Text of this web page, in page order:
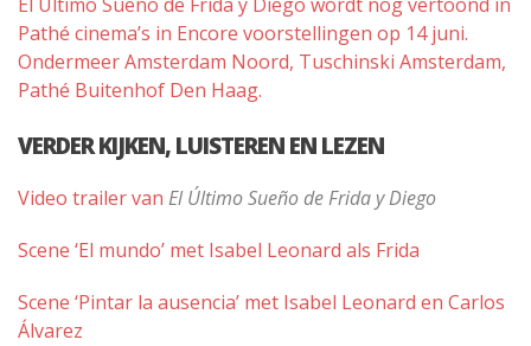
Pathé cinema’s in Encore voorstellingen op 14 juni.
Ondermeer Amsterdam Noord, Tuschinski Amsterdam,
Pathé Buitenhof Den Haag.
VERDER KIJKEN, LUISTEREN EN LEZEN
Video trailer van El Último Sueño de Frida y Diego
Scene ‘El mundo’ met Isabel Leonard als Frida
Scene ‘Pintar la ausencia’ met Isabel Leonard en Carlos
Álvarez